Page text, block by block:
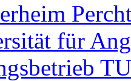
für